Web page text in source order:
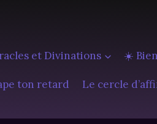
et Divinations ☀️
ton retard Le cercle